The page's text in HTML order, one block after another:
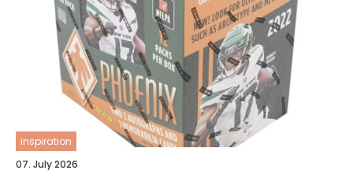
inspiration
07. July 2026